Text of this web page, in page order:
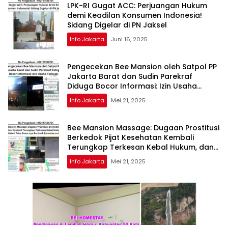
LPK-RI Gugat ACC: Perjuangan Hukum
demi Keadilan Konsumen Indonesia!
Sidang Digelar di PN Jaksel
Info Jakarta Juni 16, 2025
Pengecekan Bee Mansion oleh Satpol PP
Jakarta Barat dan Sudin Parekraf
Diduga Bocor Informasi: Izin Usaha
Terkuak
Info Jakarta Mei 21, 2025
Bee Mansion Massage: Dugaan Prostitusi
Berkedok Pijat Kesehatan Kembali
Terungkap Terkesan Kebal Hukum, dan
Misteri Take Down nya Berita di
Berantas.co.id
Info Jakarta Mei 21, 2025